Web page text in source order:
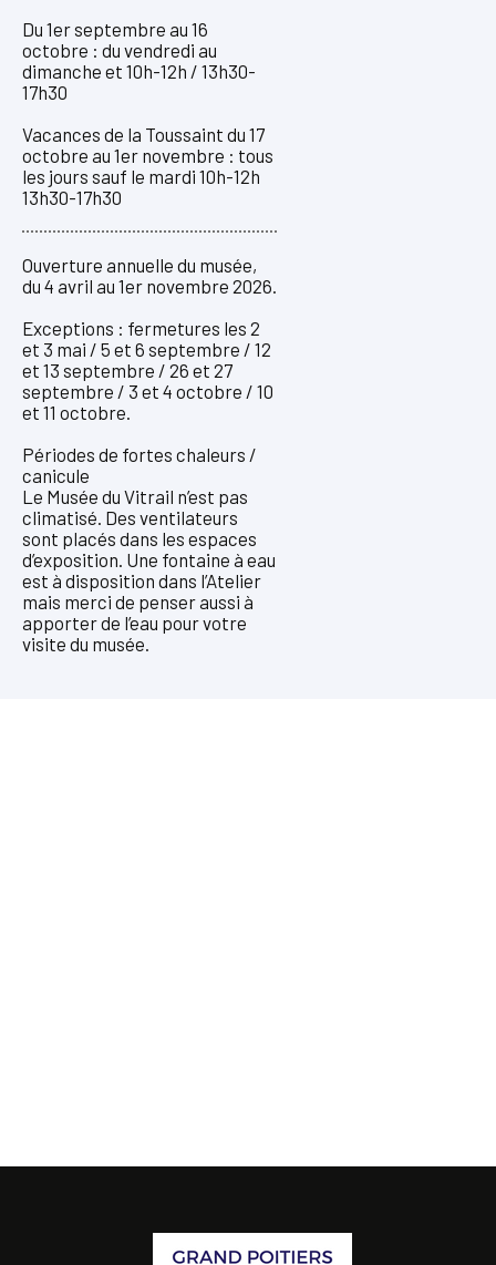
Du 1er septembre au 16
octobre : du vendredi au
dimanche et 10h-12h / 13h30-
17h30
Vacances de la Toussaint du 17
octobre au 1er novembre : tous
les jours sauf le mardi 10h-12h
13h30-17h30
Ouverture annuelle du musée,
du 4 avril au 1er novembre 2026.
Exceptions : fermetures les 2
et 3 mai / 5 et 6 septembre / 12
et 13 septembre / 26 et 27
septembre / 3 et 4 octobre / 10
et 11 octobre.
Périodes de fortes chaleurs /
canicule
Le Musée du Vitrail n’est pas
climatisé. Des ventilateurs
sont placés dans les espaces
d’exposition. Une fontaine à eau
est à disposition dans l’Atelier
mais merci de penser aussi à
apporter de l’eau pour votre
visite du musée.